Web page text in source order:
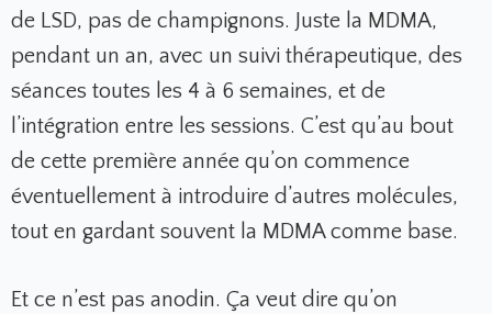
de LSD, pas de champignons. Juste la MDMA,
pendant un an, avec un suivi thérapeutique, des
séances toutes les 4 à 6 semaines, et de
l’intégration entre les sessions. C’est qu’au bout
de cette première année qu’on commence
éventuellement à introduire d’autres molécules,
tout en gardant souvent la MDMA comme base.
Et ce n’est pas anodin. Ça veut dire qu’on